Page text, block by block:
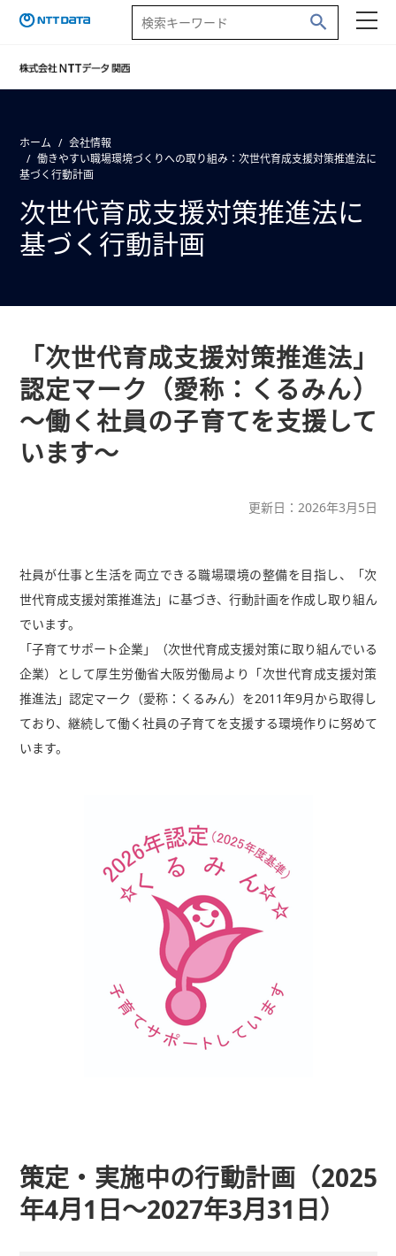
ホーム
会社情報
働きやすい職場環境づくりへの取り組み：次世代育成支援対策推進法に
基づく行動計画
次世代育成支援対策推進法に
基づく行動計画
「次世代育成支援対策推進法」
認定マーク（愛称：くるみん）
～働く社員の子育てを支援して
います～
更新日：2026年3月5日
社員が仕事と生活を両立できる職場環境の整備を目指し、「次
世代育成支援対策推進法」に基づき、行動計画を作成し取り組ん
でいます。
「子育てサポート企業」（次世代育成支援対策に取り組んでいる
企業）として厚生労働省大阪労働局より「次世代育成支援対策
推進法」認定マーク（愛称：くるみん）を2011年9月から取得し
ており、継続して働く社員の子育てを支援する環境作りに努めて
います。
策定・実施中の行動計画（2025
年4月1日～2027年3月31日）